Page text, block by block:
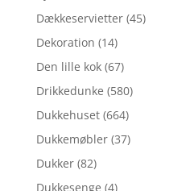
Dækkeservietter (45)
Dekoration (14)
Den lille kok (67)
Drikkedunke (580)
Dukkehuset (664)
Dukkemøbler (37)
Dukker (82)
Dukkesenge (4)